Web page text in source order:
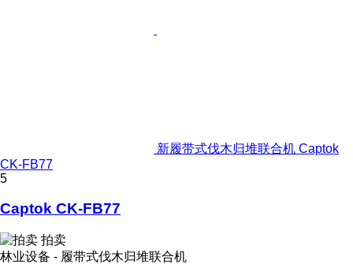
新履带式伐木归堆联合机 Captok
CK-FB77
5
Captok CK-FB77
拍卖
林业设备 - 履带式伐木归堆联合机